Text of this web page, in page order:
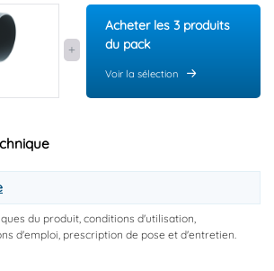
Acheter les 3 produits
du pack
Voir la sélection
du produit, conditions d'utilisation,
d'emploi, prescription de pose et d'entretien.